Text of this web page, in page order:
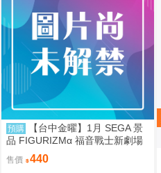
預購
【台中金曜】1月 SEGA 景
品 FIGURIZMα 福音戰士新劇場
版 綾波零 作戰服ver. 0901
售價 440